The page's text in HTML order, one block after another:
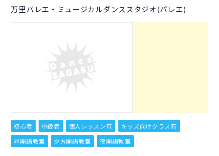
万里バレエ・ミュージカルダンススタジオ(バレエ)
初心者 中級者 個人レッスン有
キッズ向けクラス有
昼開講教室
夕方開講教室 夜開講教室